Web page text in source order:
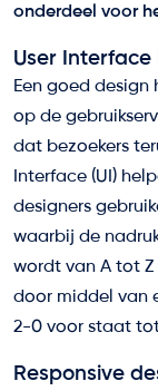
onderdeel voor
User Interface
Een goed
op de
dat bezoekers
Interface (UI)
designers
waarbij de
wordt van A tot Z
door middel van
2-0 voor staat
Responsive